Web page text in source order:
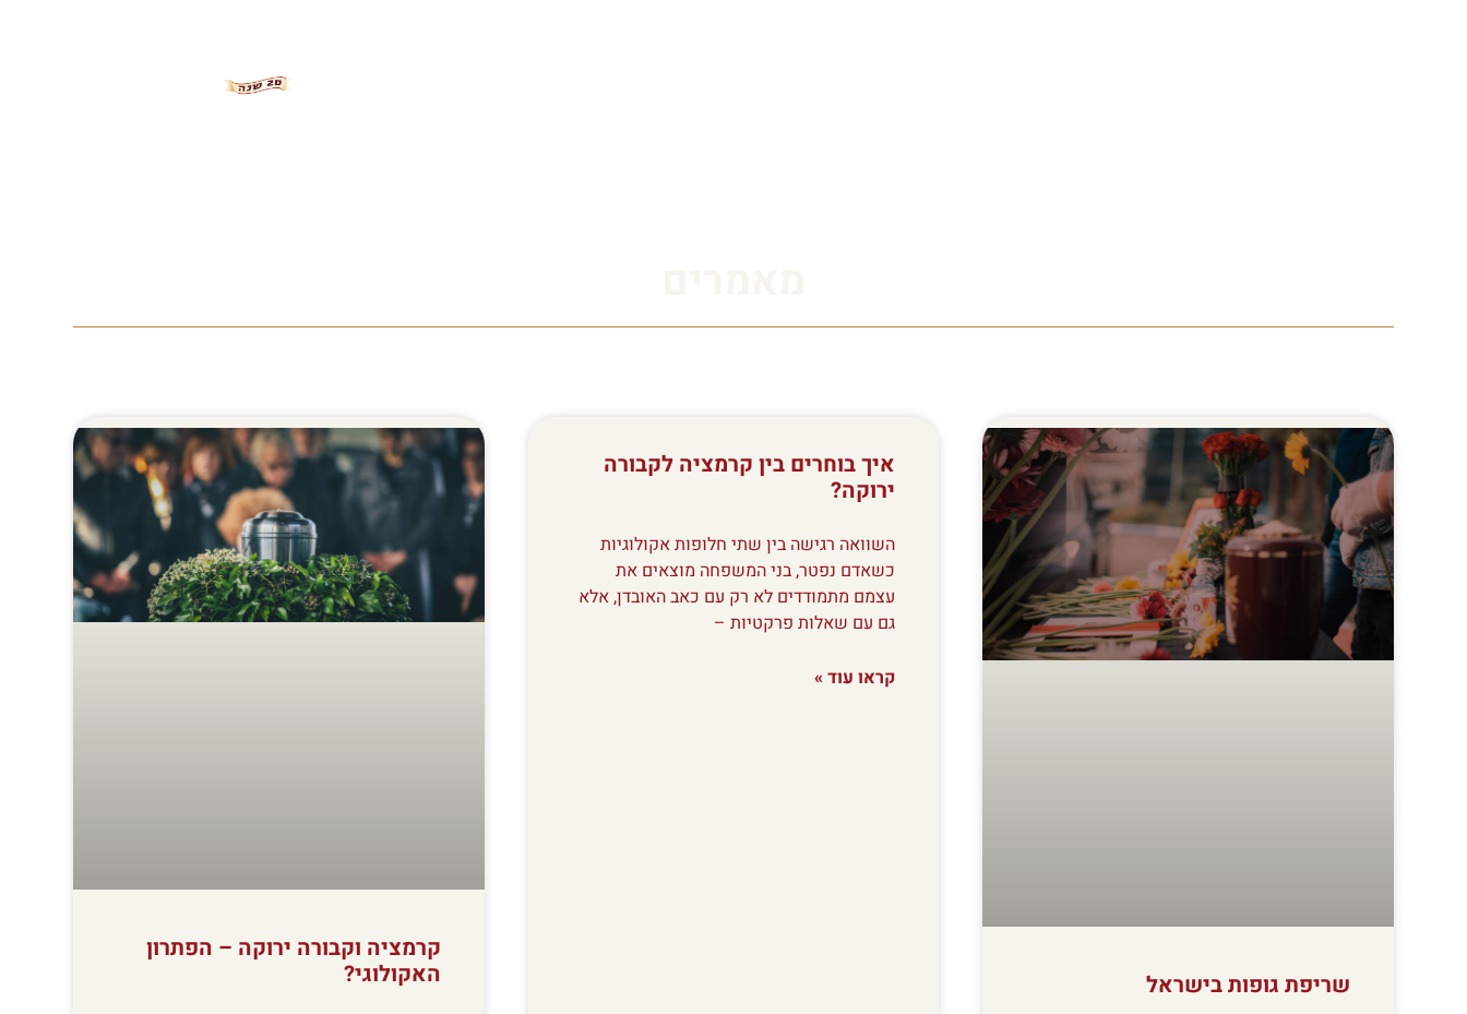
שריפת גופות בישראל
איך בוחרים בין קרמציה לקבורה
ירוקה?
השוואה רגישה בין שתי חלופות אקולוגיות
כשאדם נפטר, בני המשפחה מוצאים את
עצמם מתמודדים לא רק עם כאב האובדן, אלא
גם עם שאלות פרקטיות –
קראו עוד »
קרמציה וקבורה ירוקה – הפתרון
האקולוגי?